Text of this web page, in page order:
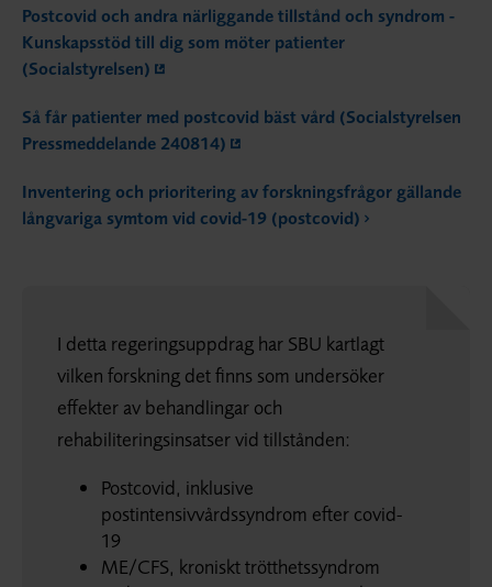
Postcovid och andra närliggande tillstånd och syndrom -
Kunskapsstöd till dig som möter patienter
(Socialstyrelsen)
Så får patienter med postcovid bäst vård (Socialstyrelsen
Pressmeddelande 240814)
Inventering och prioritering av forskningsfrågor gällande
långvariga symtom vid covid-19 (postcovid)
I detta regeringsuppdrag har SBU kartlagt
vilken forskning det finns som undersöker
effekter av behandlingar och
rehabiliteringsinsatser vid tillstånden:
Postcovid, inklusive
postintensivvårdssyndrom efter covid-
19
ME/CFS, kroniskt trötthetssyndrom